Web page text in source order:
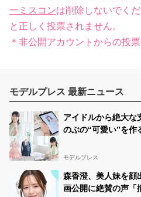
一ミスコンは削除しないでく
と正しく投票されません。
＊非公開アカウントからの投
モデルプレス 最新ニュース
アイドルから絶大な
のぶの“可愛い”を作
モデルプレス
森香澄、美人妹を顔
画公開に絶賛の声「